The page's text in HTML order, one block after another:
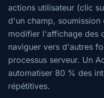
actions utilisateur (clic
d'un champ,
modifier l'affichage des
naviguer vers d'autres
processus serveur. Un
automatiser 80 % des
répétitives.